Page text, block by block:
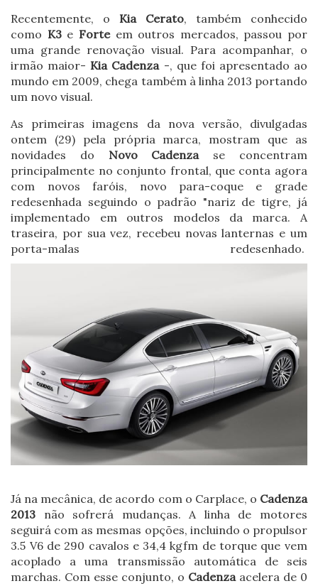
Recentemente, o Kia Cerato, também conhecido
como K3 e Forte em outros mercados, passou por
uma grande renovação visual. Para acompanhar, o
irmão maior- Kia Cadenza-, que foi apresentado ao
mundo em 2009, chega também à linha 2013 portando
um novo visual.
As primeiras imagens da nova versão, divulgadas
ontem (29) pela própria marca, mostram que as
novidades do Novo Cadenzase concentram
principalmente no conjunto frontal, que conta agora
com novos faróis, novo para-coque e grade
redesenhada seguindo o padrão "nariz de tigre, já
implementado em outros modelos da marca. A
traseira, por sua vez, recebeu novas lanternas e um
porta-malas redesenhado.
Já na mecânica, de acordo com o Carplace, o Cadenza
2013 não sofrerá mudanças. A linha de motores
seguirá com as mesmas opções, incluindo o propulsor
3.5 V6 de 290 cavalos e 34,4 kgfm de torque que vem
acoplado a uma transmissão automática de seis
marchas. Com esse conjunto, o Cadenza acelera de 0